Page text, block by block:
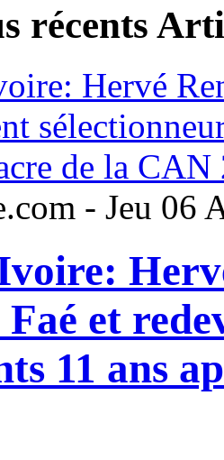
récents
- Jeu 06
et
11 ans